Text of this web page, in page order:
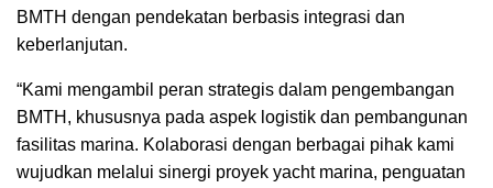
BMTH dengan pendekatan berbasis integrasi dan
keberlanjutan.
“Kami mengambil peran strategis dalam pengembangan
BMTH, khususnya pada aspek logistik dan pembangunan
fasilitas marina. Kolaborasi dengan berbagai pihak kami
wujudkan melalui sinergi proyek yacht marina, penguatan